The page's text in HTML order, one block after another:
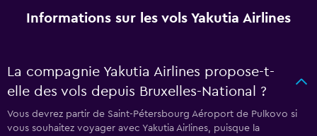
Informations sur les vols Yakutia Airlines
La compagnie Yakutia Airlines propose-t-
elle des vols depuis Bruxelles-National ?
Vous devrez partir de Saint-Pétersbourg Aéroport de Pulkovo si
vous souhaitez voyager avec Yakutia Airlines, puisque la